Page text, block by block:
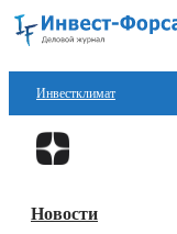
Инвестклимат
Финансы
Блокчейн
Новости